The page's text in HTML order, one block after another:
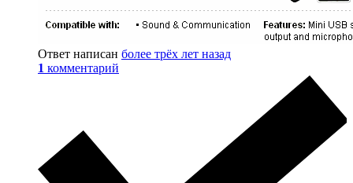
Ответ написан более трёх лет назад
1 комментарий